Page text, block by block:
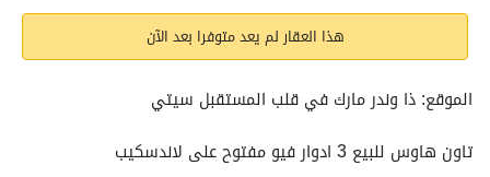
هذا العقار لم يعد متوفرا بعد الآن
الموقع: ذا وندر مارك في قلب المستقبل سيتي
تاون هاوس للبيع 3 ادوار فيو مفتوح على لاندسكيب